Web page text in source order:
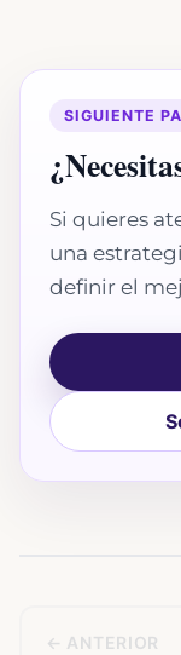
SIGUIENTE
Si quieres
una
definir el
← ANTERIOR